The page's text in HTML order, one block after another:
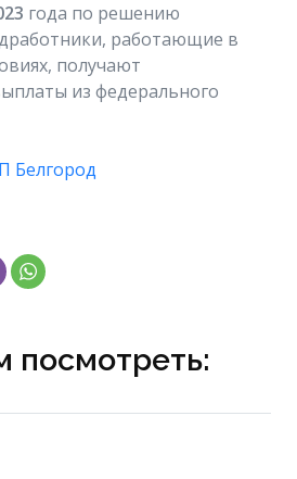
года по решению
работающие в
получают
из федерального
Белгород
посмотреть: